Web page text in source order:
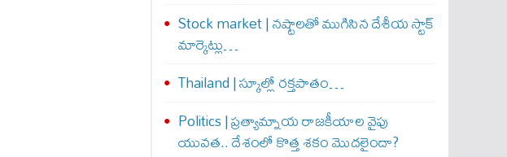
Stock market | నష్టాలతో ముగిసిన దేశీయ స్టాక్
మార్కెట్లు…
Thailand | స్కూల్లో రక్తపాతం…
Politics | ప్రత్యామ్నాయ రాజకీయాల వైపు
యువత.. దేశంలో కొత్త శకం మొదలైందా?